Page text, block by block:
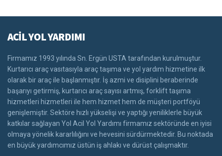
ACİL YOL YARDIMI
Firmamız 1993 yılında Sn. Ergün USTA tarafından kurulmuştur.
Kurtarıcı araç vasıtasıyla araç taşıma ve yol yardım hizmetine ilk
olarak bir araç ile başlanmıştır. İş azmi ve disiplini beraberinde
başarıyı getirmiş, kurtarıcı araç sayısı artmış, forklift taşıma
hizmetleri hizmetleri ile hem hizmet hem de müşteri portföyü
genişlemiştir. Sektöre hızlı yükselişi ve yaptığı yeniliklerle büyük
katkılar sağlayan Yol Acil Yol Yardımı firmamız sektöründe en iyisi
olmaya yönelik kararlılığını ve hevesini sürdürmektedir. Bu noktada
en büyük yardımcımız üstün iş ahlakı ve dürüst çalışmaktır.